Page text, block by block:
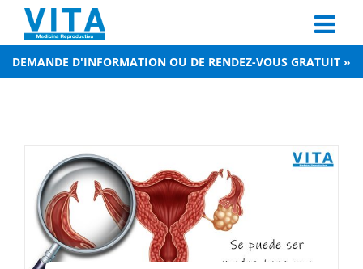
content
DEMANDE D'INFORMATION OU DE RENDEZ-VOUS GRATUIT »